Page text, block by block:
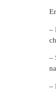
–
–
–